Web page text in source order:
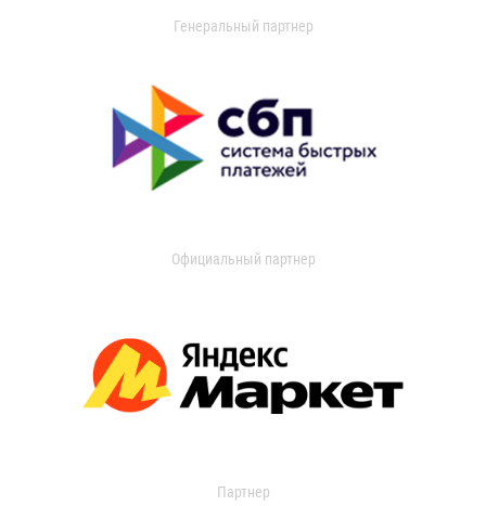
Генеральный партнер
Официальный партнер
Партнер